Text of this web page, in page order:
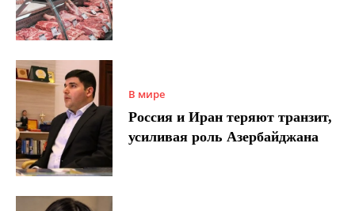
В мире
Россия и Иран теряют транзит,
усиливая роль Азербайджана